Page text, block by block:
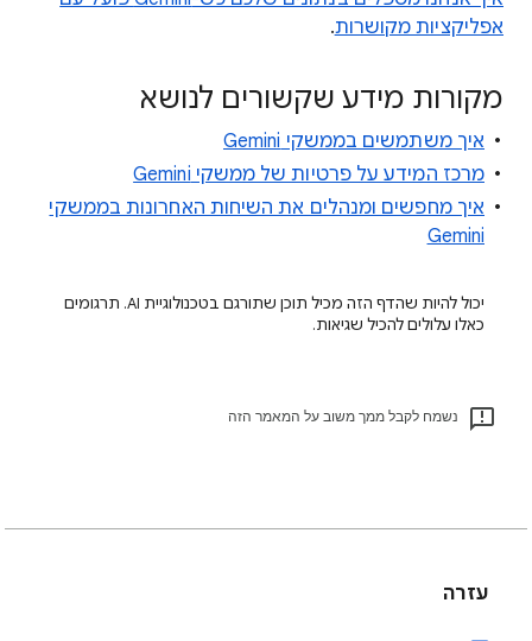
אפליקציות מקושרות.
מקורות מידע שקשורים לנושא
איך משתמשים בממשקי Gemini
מרכז המידע על פרטיות של ממשקי Gemini
איך מחפשים ומנהלים את השיחות האחרונות בממשקי
Gemini
יכול להיות שהדף הזה מכיל תוכן שתורגם בטכנולוגיית AI. תרגומים
כאלו עלולים להכיל שגיאות.
נשמח לקבל ממך משוב על המאמר הזה
עזרה